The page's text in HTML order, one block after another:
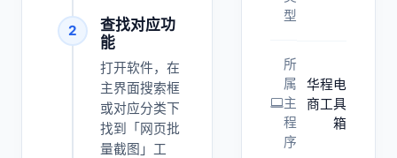
2
查找对应功
能
打开软件，在
主界面搜索框
或对应分类下
找到「网页批
量截图」工
型
所
属
主
程
序
华程电
商工具
箱